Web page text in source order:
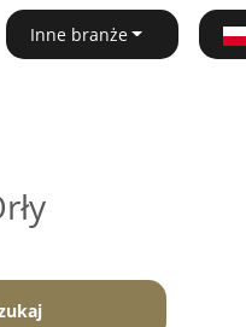
Inne branże